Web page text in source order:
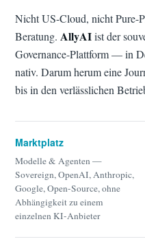
Nicht US-Cloud, nicht Pure-
Beratung. AllyAIist der
Governance-Plattform — in
nativ. Darum herum eine
bis in den verlässlichen
Marktplatz
Modelle & Agenten —
Sovereign, OpenAI, Anthropic,
Google, Open-Source, ohne
Abhängigkeit zu einem
einzelnen KI-Anbieter